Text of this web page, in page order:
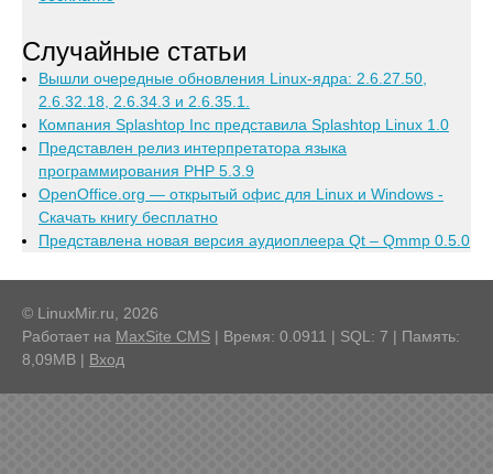
Случайные статьи
Вышли очередные обновления Linux-ядра: 2.6.27.50,
2.6.32.18, 2.6.34.3 и 2.6.35.1.
Компания Splashtop Inc представила Splashtop Linux 1.0
Представлен релиз интерпретатора языка
программирования PHP 5.3.9
OpenOffice.org — открытый офис для Linux и Windows -
Скачать книгу бесплатно
Представлена новая версия аудиоплеера Qt – Qmmp 0.5.0
© LinuxMir.ru, 2026
Работает на MaxSite CMS | Время: 0.0911 | SQL: 7 | Память:
8,09MB | Вход